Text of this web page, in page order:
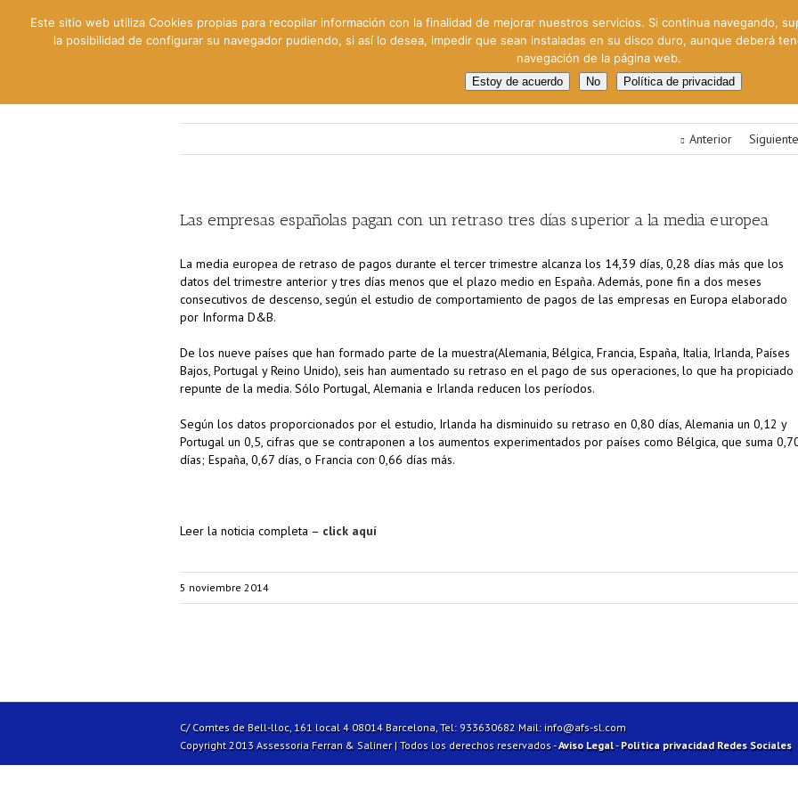
Gestión Cinematográfica Otros servicios
Anterior Siguiente
Las empresas españolas pagan con un retraso tres días superior a la media europea
La media europea de retraso de pagos durante el tercer trimestre alcanza los 14,39 días, 0,28 días más que los
datos del trimestre anterior y tres días menos que el plazo medio en España. Además, pone fin a dos meses
consecutivos de descenso, según el estudio de comportamiento de pagos de las empresas en Europa elaborado
por Informa D&B.
De los nueve países que han formado parte de la muestra(Alemania, Bélgica, Francia, España, Italia, Irlanda, Países
Bajos, Portugal y Reino Unido), seis han aumentado su retraso en el pago de sus operaciones, lo que ha propiciado
repunte de la media. Sólo Portugal, Alemania e Irlanda reducen los períodos.
Según los datos proporcionados por el estudio, Irlanda ha disminuido su retraso en 0,80 días, Alemania un 0,12 y
Portugal un 0,5, cifras que se contraponen a los aumentos experimentados por países como Bélgica, que suma
días; España, 0,67 días, o Francia con 0,66 días más.
Leer la noticia completa – click aquí
5 noviembre 2014
C/ Comtes de Bell-lloc, 161 local 4 08014 Barcelona, Tel: 933630682 Mail: info@afs-sl.com
Copyright 2013 Assessoria Ferran & Saliner | Todos los derechos reservados -Aviso Legal-Política privacidad Redes Sociales
Este sitio web utiliza Cookies propias para recopilar información con la finalidad de mejorar nuestros servicios. Si continua navegando,
la posibilidad de configurar su navegador pudiendo, si así lo desea, impedir que sean instaladas en su disco duro, aunque deberá
navegación de la página web.
Estoy de acuerdo No Política de privacidad